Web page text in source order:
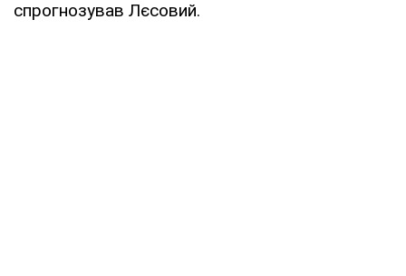
спрогнозував Лєсовий.